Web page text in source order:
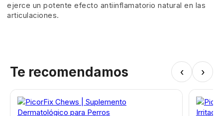
ejerce un potente efecto antiinflamatorio natural en las
articulaciones.
Te recomendamos ‹ ›